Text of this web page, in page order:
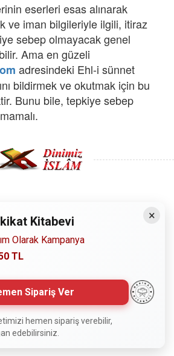
eserleri esas alınarak
ve iman bilgileriyle ilgili, itiraz
sebep olmayacak genel
Ama en güzeli
adresindeki Ehl-i sünnet
bildirmek ve okutmak için bu
Bunu bile, tepkiye sebep
- Dinimiz İslam. Her Hakkı Saklıdır.
bütün insanların istifadesi için
sadık kalmak şartıyla, izin
herkes istediği gibi alıp istifade
edebilir.
Siteyi Göster
×
Kitabevi
Olarak Kampanya
TL
Sipariş Ver
hemen sipariş verebilir,
edebilirsiniz.